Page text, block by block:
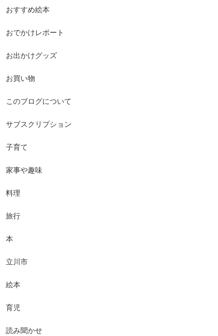
おすすめ絵本
おでかけレポート
お出かけグッズ
お買い物
このブログについて
サブスクリプション
子育て
家事や趣味
料理
旅行
本
立川市
絵本
育児
読み聞かせ